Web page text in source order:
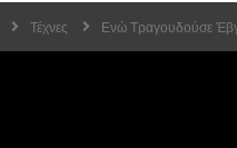
Τέχνες Ενώ Τραγουδούσε